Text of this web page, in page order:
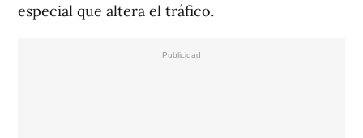
especial que altera el tráfico.